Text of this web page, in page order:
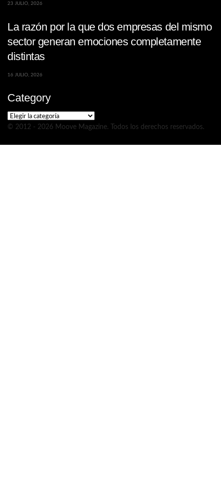
23 JULIO, 2026
La razón por la que dos empresas del mismo
sector generan emociones completamente
distintas
16 JULIO, 2026
Category
Category
© 2012 - 2026 Moove Magazine. Todos los derechos reservados.